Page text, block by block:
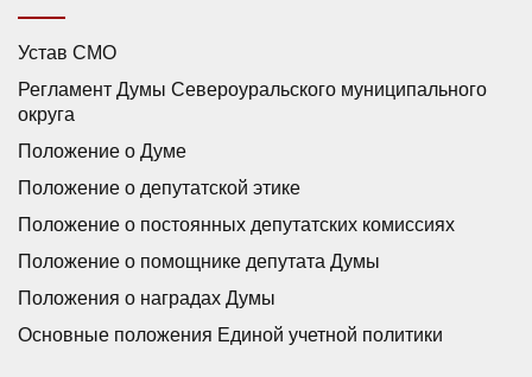
Устав СМО
Регламент Думы Североуральского муниципального
округа
Положение о Думе
Положение о депутатской этике
Положение о постоянных депутатских комиссиях
Положение о помощнике депутата Думы
Положения о наградах Думы
Основные положения Единой учетной политики